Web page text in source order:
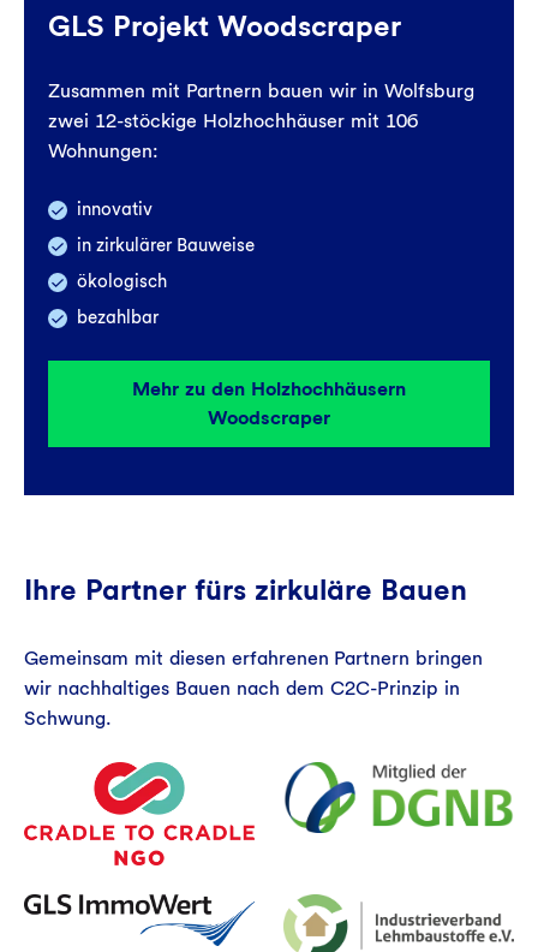
GLS Projekt Woodscraper
Zusammen mit Partnern bauen wir in Wolfsburg
zwei 12-stöckige Holzhochhäuser mit 106
Wohnungen:
innovativ
in zirkulärer Bauweise
ökologisch
bezahlbar
Mehr zu den Holzhochhäusern
Woodscraper
Ihre Partner fürs zirkuläre Bauen
Gemeinsam mit diesen erfahrenen Partnern bringen
wir nachhaltiges Bauen nach dem C2C-Prinzip in
Schwung.